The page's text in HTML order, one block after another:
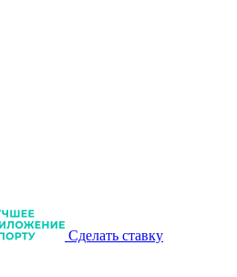
Сделать ставку